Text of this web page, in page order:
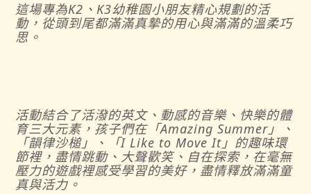
這場專為K2 、 K3幼稚園小朋友精心規劃的活
動，從頭到尾都滿滿真摯的用心與滿滿的溫柔巧
思。
活動結合了活潑的英文、動感的音樂、快樂的體
育三大元素，孩子們在「Amazing Summer 」、
「韻律沙槌」、「I Like to Move It 」的趣味環
節裡，盡情跳動、大聲歡笑、自在探索，在毫無
壓力的遊戲裡感受學習的美好，盡情釋放滿滿童
真與活力。